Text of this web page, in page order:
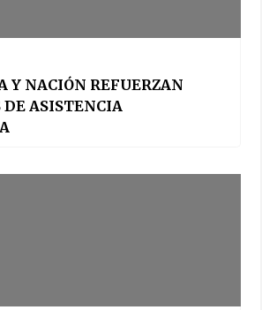
Y NACIÓN REFUERZAN
ASISTENCIA